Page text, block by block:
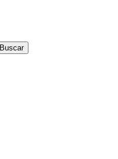
Buscar